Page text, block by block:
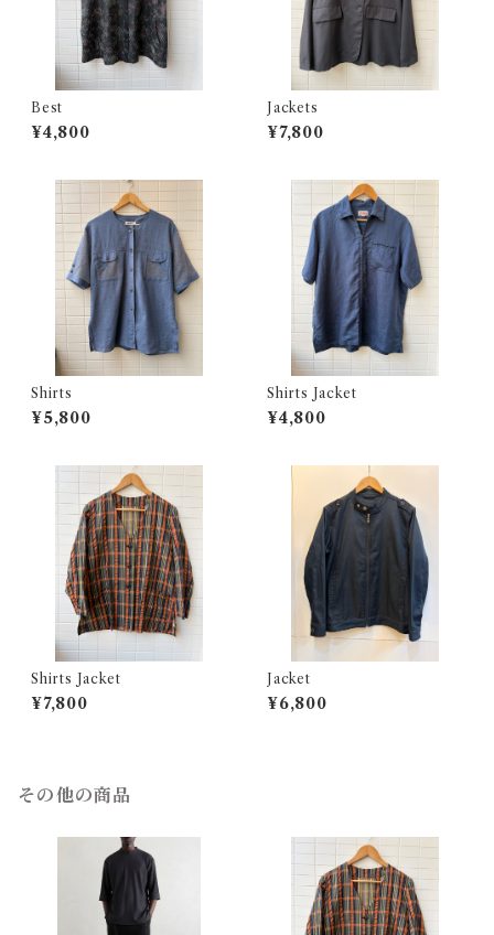
Best
¥4,800
Jackets
¥7,800
Shirts
¥5,800
Shirts Jacket
¥4,800
Shirts Jacket
¥7,800
Jacket
¥6,800
その他の商品